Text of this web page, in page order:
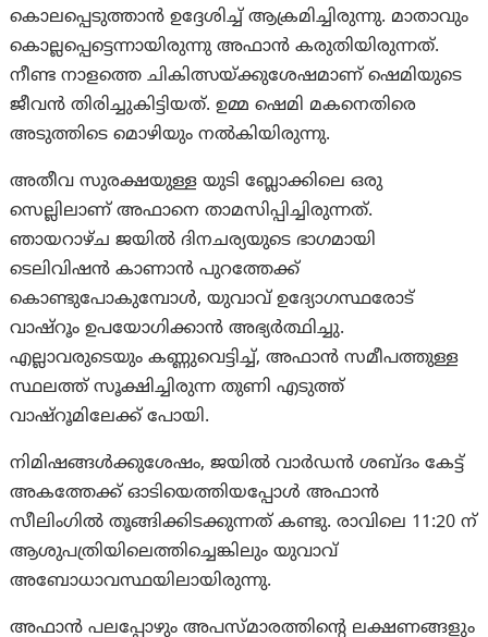
കൊലപ്പെടുത്താന്‍ ഉദ്ദേശിച്ച് ആക്രമിച്ചിരുന്നു. മാതാവും
കൊല്ലപ്പെട്ടെന്നായിരുന്നു അഫാന്‍ കരുതിയിരുന്നത്.
നീണ്ട നാളത്തെ ചികിത്സയ്ക്കുശേഷമാണ് ഷെമിയുടെ
ജീവന്‍ തിരിച്ചുകിട്ടിയത്. ഉമ്മ ഷെമി മകനെതിരെ
അടുത്തിടെ മൊഴിയും നൽകിയിരുന്നു.
അതീവ സുരക്ഷയുള്ള യുടി ബ്ലോക്കിലെ ഒരു
സെല്ലിലാണ് അഫാനെ താമസിപ്പിച്ചിരുന്നത്.
ഞായറാഴ്ച ജയിൽ ദിനചര്യയുടെ ഭാഗമായി
ടെലിവിഷൻ കാണാൻ പുറത്തേക്ക്
കൊണ്ടുപോകുമ്പോള്‍, യുവാവ് ഉദ്യോഗസ്ഥരോട്
വാഷ്‌റൂം ഉപയോഗിക്കാൻ അഭ്യർത്ഥിച്ചു.
എല്ലാവരുടെയും കണ്ണുവെട്ടിച്ച്, അഫാൻ സമീപത്തുള്ള
സ്ഥലത്ത് സൂക്ഷിച്ചിരുന്ന തുണി എടുത്ത്
വാഷ്‌റൂമിലേക്ക് പോയി.
നിമിഷങ്ങൾക്കുശേഷം, ജയിൽ വാർഡൻ ശബ്ദം കേട്ട്
അകത്തേക്ക് ഓടിയെത്തിയപ്പോൾ അഫാൻ
സീലിംഗിൽ തൂങ്ങിക്കിടക്കുന്നത് കണ്ടു. രാവിലെ 11:20 ന്
ആശുപത്രിയിലെത്തിച്ചെങ്കിലും യുവാവ്
അബോധാവസ്ഥയിലായിരുന്നു.
അഫാന്‍ പലപ്പോഴും അപസ്മാരത്തിന്റെ ലക്ഷണങ്ങളും